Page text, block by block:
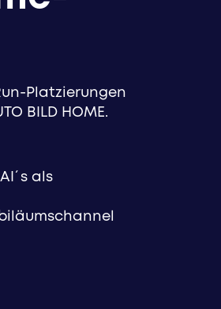
Platzierungen
BILD HOME.
als